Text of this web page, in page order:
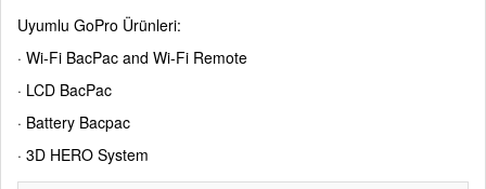
Uyumlu GoPro Ürünleri:
· Wi-Fi BacPac and Wi-Fi Remote
· LCD BacPac
· Battery Bacpac
· 3D HERO System